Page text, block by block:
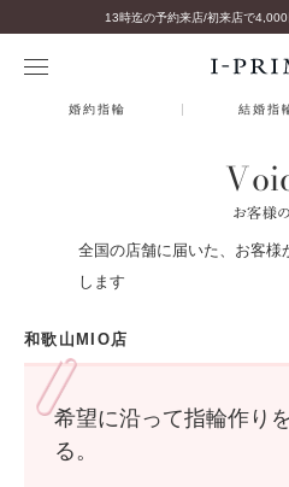
婚約指輪 結婚指
お客様
全国の店舗に届いた、お客様
します
和歌山MIO店
希望に沿って指輪作り
る。